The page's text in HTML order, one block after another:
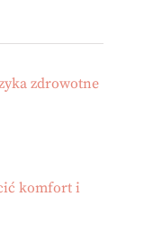
zdrowotne
komfort i